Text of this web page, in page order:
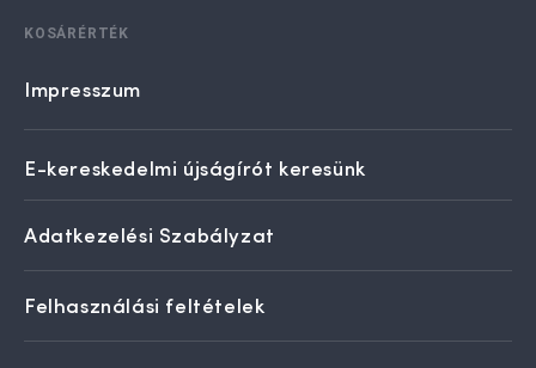
KOSÁRÉRTÉK
Impresszum
E-kereskedelmi újságírót keresünk
Adatkezelési Szabályzat
Felhasználási feltételek